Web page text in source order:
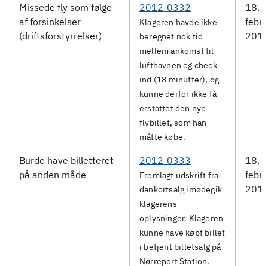
Missede fly som følge
af forsinkelser
(driftsforstyrrelser)
2012-0332
Klageren havde ikke
beregnet nok tid
mellem ankomst til
lufthavnen og check
ind (18 minutter), og
kunne derfor ikke få
erstattet den nye
flybillet, som han
måtte købe.
18.
Burde have billetteret
på anden måde
2012-0333
Fremlagt udskrift fra
dankortsalg imødegik
klagerens
oplysninger. Klageren
kunne have købt billet
i betjent billetsalg på
Nørreport Station.
18.